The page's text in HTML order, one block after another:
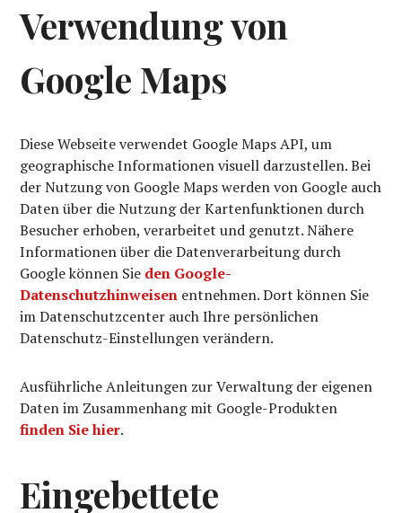
Verwendung von
Google Maps
Diese Webseite verwendet Google Maps API, um
geographische Informationen visuell darzustellen. Bei
der Nutzung von Google Maps werden von Google auch
Daten über die Nutzung der Kartenfunktionen durch
Besucher erhoben, verarbeitet und genutzt. Nähere
Informationen über die Datenverarbeitung durch
Google können Sie den Google-
Datenschutzhinweisen entnehmen. Dort können Sie
im Datenschutzcenter auch Ihre persönlichen
Datenschutz-Einstellungen verändern.
Ausführliche Anleitungen zur Verwaltung der eigenen
Daten im Zusammenhang mit Google-Produkten
finden Sie hier.
Eingebettete